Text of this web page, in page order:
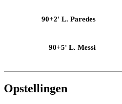
90+2' L. Paredes
90+5' L. Messi
Opstellingen